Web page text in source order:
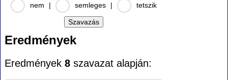
nem
| semleges | tetszik
Eredmények
Eredmények 8 szavazat alapján: